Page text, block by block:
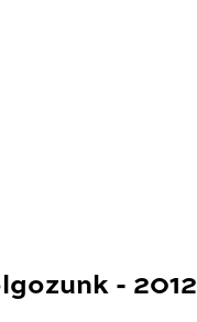
- 2012